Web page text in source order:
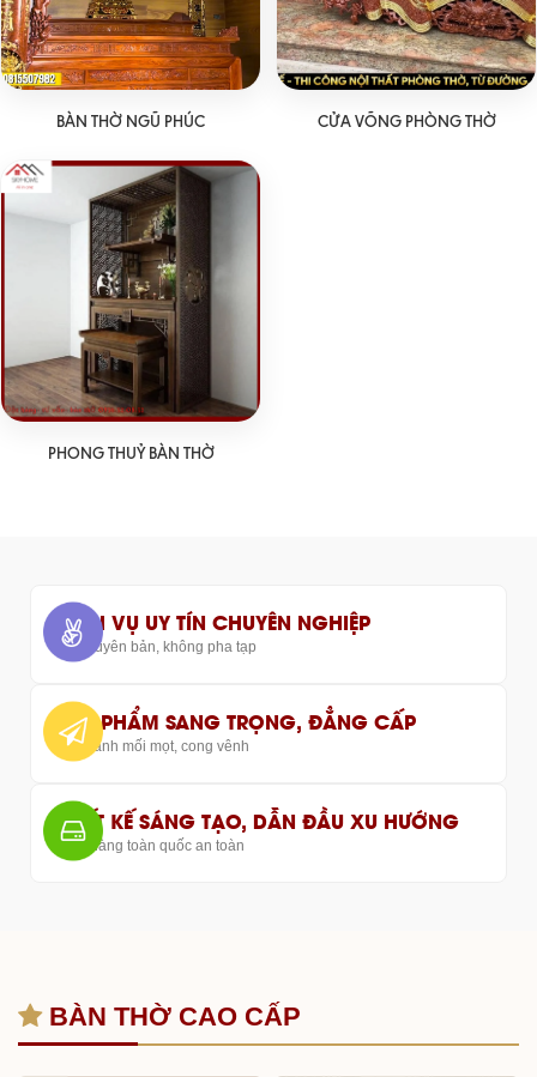
BÀN THỜ NGŨ PHÚC CỬA VÕNG PHÒNG THỜ
PHONG THUỶ BÀN THỜ
DỊCH VỤ UY TÍN CHUYÊN NGHIỆP
Gỗ nguyên bản, không pha tạp
SẢN PHẨM SANG TRỌNG, ĐẲNG CẤP
Bảo hành mối mọt, cong vênh
THIẾT KẾ SÁNG TẠO, DẪN ĐẦU XU HƯỚNG
Giao hàng toàn quốc an toàn
BÀN THỜ CAO CẤP